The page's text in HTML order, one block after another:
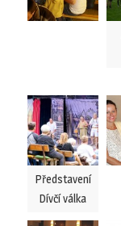
Představení
Dívčí válka